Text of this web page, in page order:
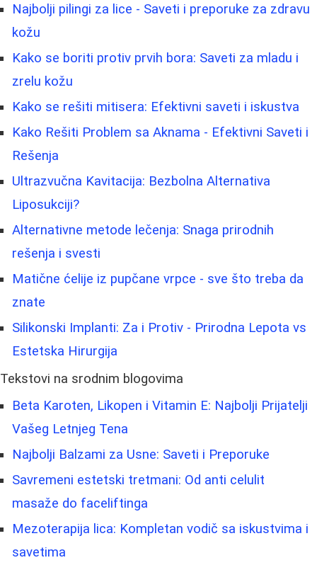
Najbolji pilingi za lice - Saveti i preporuke za zdravu
kožu
Kako se boriti protiv prvih bora: Saveti za mladu i
zrelu kožu
Kako se rešiti mitisera: Efektivni saveti i iskustva
Kako Rešiti Problem sa Aknama - Efektivni Saveti i
Rešenja
Ultrazvučna Kavitacija: Bezbolna Alternativa
Liposukciji?
Alternativne metode lečenja: Snaga prirodnih
rešenja i svesti
Matične ćelije iz pupčane vrpce - sve što treba da
znate
Silikonski Implanti: Za i Protiv - Prirodna Lepota vs
Estetska Hirurgija
Tekstovi na srodnim blogovima
Beta Karoten, Likopen i Vitamin E: Najbolji Prijatelji
Vašeg Letnjeg Tena
Najbolji Balzami za Usne: Saveti i Preporuke
Savremeni estetski tretmani: Od anti celulit
masaže do faceliftinga
Mezoterapija lica: Kompletan vodič sa iskustvima i
savetima